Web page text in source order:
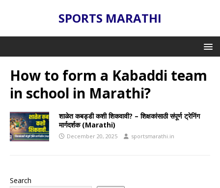
SPORTS MARATHI
How to form a Kabaddi team
in school in Marathi?
शाळेत कबड्डी कशी शिकवावी? – शिक्षकांसाठी संपूर्ण ट्रेनिंग
मार्गदर्शक (Marathi)
December 20, 2025 sportsmarathi.in
Search